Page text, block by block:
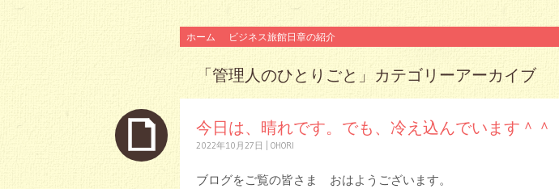
コンテンツへスキップ
ホーム ビジネス旅館日章の紹介
「 管理人のひとりごと 」カテゴリーアーカイブ
今日は、晴れです。でも、冷え込んでいます＾＾
2022年10月27日 OHORI
ブログをご覧の皆さま おはようございます。